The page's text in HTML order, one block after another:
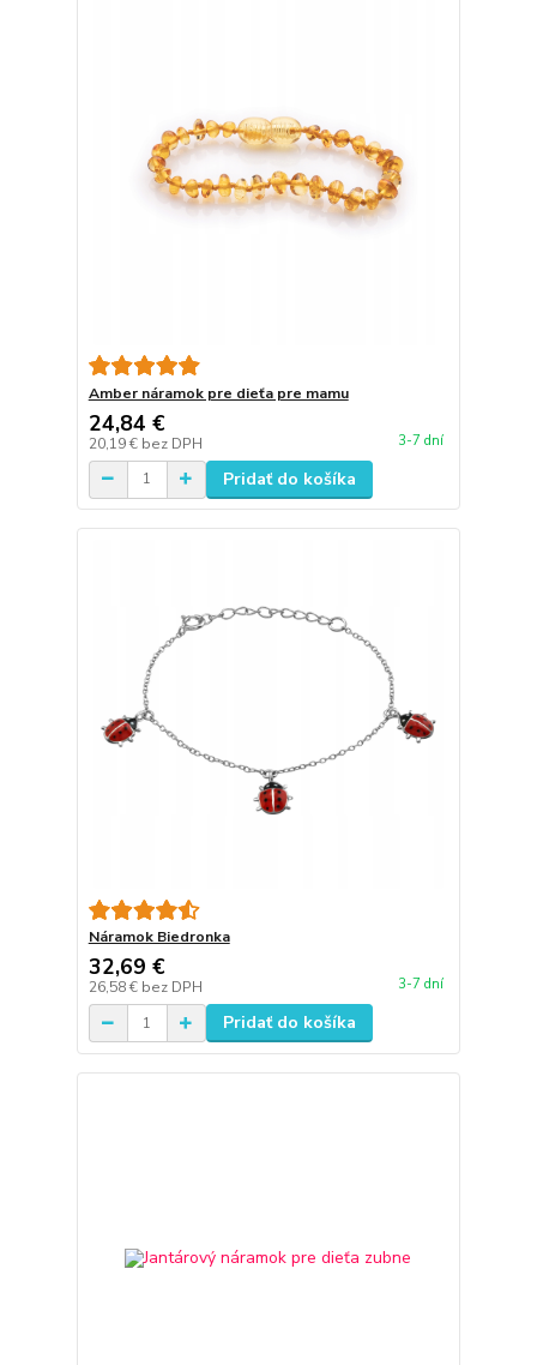
Amber náramok pre dieťa pre mamu
24,84 €
20,19 € bez DPH 3-7 dní
Pridať do košíka
Náramok Biedronka
32,69 €
26,58 € bez DPH 3-7 dní
Pridať do košíka